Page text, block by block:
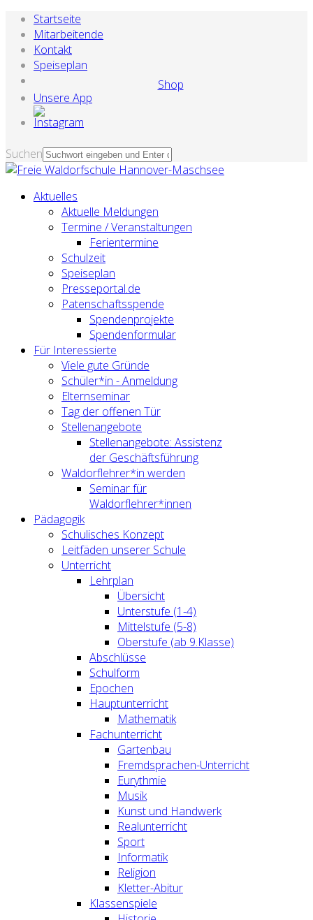
Startseite
Mitarbeitende
Kontakt
Speiseplan
Shop
Unsere App
Suchen
Aktuelles
Aktuelle Meldungen
Termine / Veranstaltungen
Ferientermine
Schulzeit
Speiseplan
Presseportal.de
Patenschaftsspende
Spendenprojekte
Spendenformular
Für Interessierte
Viele gute Gründe
Schüler*in - Anmeldung
Elternseminar
Tag der offenen Tür
Stellenangebote
Stellenangebote: Assistenz
der Geschäftsführung
Waldorflehrer*in werden
Seminar für
Waldorflehrer*innen
Pädagogik
Schulisches Konzept
Leitfäden unserer Schule
Unterricht
Lehrplan
Übersicht
Unterstufe (1-4)
Mittelstufe (5-8)
Oberstufe (ab 9.Klasse)
Abschlüsse
Schulform
Epochen
Hauptunterricht
Mathematik
Fachunterricht
Gartenbau
Fremdsprachen-Unterricht
Eurythmie
Musik
Kunst und Handwerk
Realunterricht
Sport
Informatik
Religion
Kletter-Abitur
Klassenspiele